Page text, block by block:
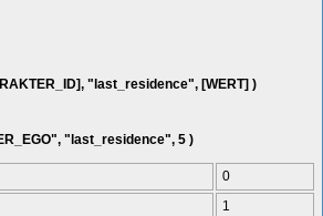
"last_residence", [WERT] )
"last_residence", 5 )
0
1